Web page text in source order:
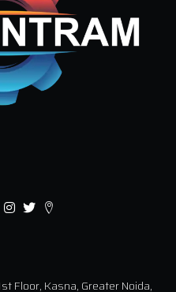
Floor, Kasna, Greater Noida,